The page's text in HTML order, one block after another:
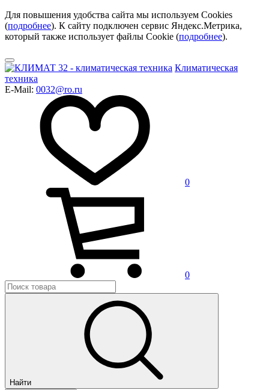
Для повышения удобства сайта мы используем Cookies
(подробнее). К сайту подключен сервис Яндекс.Метрика,
который также использует файлы Cookie (подробнее).
Климатическая
техника
E-Mail: 0032@ro.ru
0
0
Найти